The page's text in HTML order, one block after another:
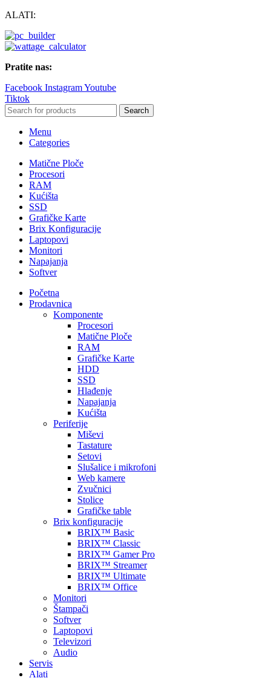
ALATI:
Pratite nas:
Facebook InstagramYoutube
Tiktok
Search
Menu
Categories
Matične Ploče
Procesori
RAM
Kućišta
SSD
Grafičke Karte
Brix Konfiguracije
Laptopovi
Monitori
Napajanja
Softver
Početna
Prodavnica
Komponente
Procesori
Matične Ploče
RAM
Grafičke Karte
HDD
SSD
Hlađenje
Napajanja
Kućišta
Periferije
Miševi
Tastature
Setovi
Slušalice i mikrofoni
Web kamere
Zvučnici
Stolice
Grafičke table
Brix konfiguracije
BRIX™ Basic
BRIX™ Classic
BRIX™ Gamer Pro
BRIX™ Streamer
BRIX™ Ultimate
BRIX™ Office
Monitori
Štampači
Softver
Laptopovi
Televizori
Audio
Servis
Alati